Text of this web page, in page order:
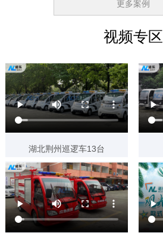
7天前 185****0512 已获取报价方案
6天前 135****2481 已获取报价方案
6天前 152****3963 已获取报价方案
6天前 153****6487 已获取报价方案
5天前 180****2786 已获取报价方案
5天前 138****9606 已获取报价方案
5天前 180****0086 已获取报价方案
4天前 133****9800 已获取报价方案
4天前 139****7506 已获取报价方案
3天内 130****0359 已获取报价方案
更多案例
视频专区
湖北荆州巡逻车13台